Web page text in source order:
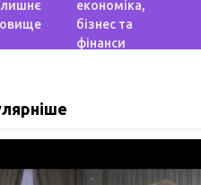
економіка,
бізнес та
фінанси